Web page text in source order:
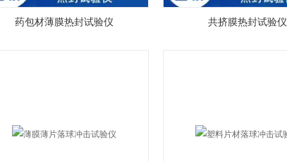
药包材薄膜热封试验仪 共挤膜热封试验仪